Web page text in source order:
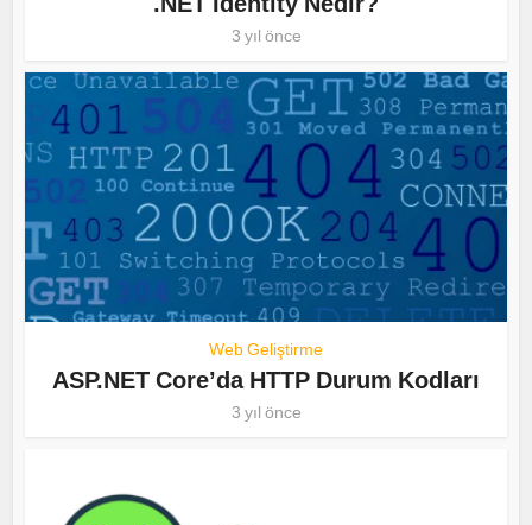
3 yıl önce
Web Geliştirme
ASP.NET Core’da HTTP Durum Kodları
3 yıl önce